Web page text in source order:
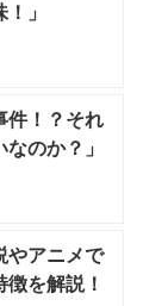
」
件！？それ
のか？」
やアニメで
を解説！